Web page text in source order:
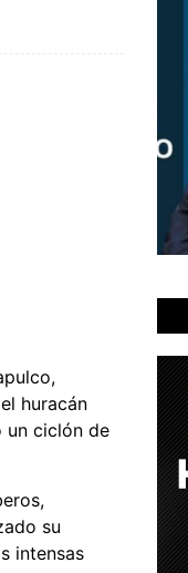
huracán
un ciclón de
su
intensas